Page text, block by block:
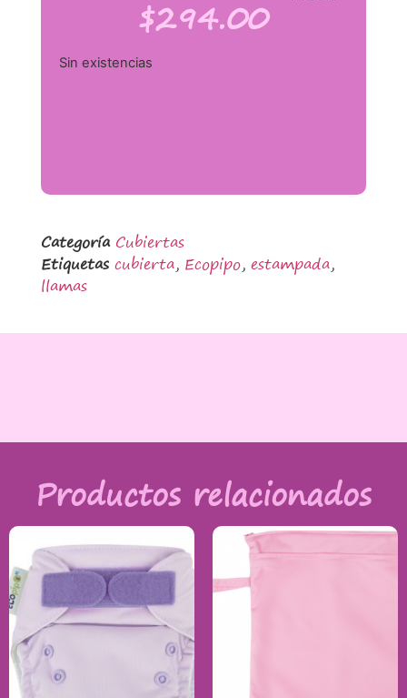
$294.00
Sin existencias
Categoría Cubiertas
Etiquetas cubierta, Ecopipo, estampada,
llamas
Productos relacionados